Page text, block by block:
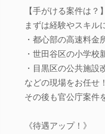
【手がける案件は？】
まずは経験やスキル
・都心部の高速料金
・世田谷区の小学校
・目黒区の公共施設
などの現場をお任せ！
その後も官公庁案件
《待遇アップ！》